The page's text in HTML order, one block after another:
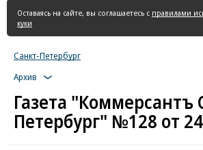
страница
Оставаясь на сайте, вы соглашаетесь с правилами
куки
Санкт-Петербург
Архив
Газета "Коммерсантъ
Петербург" №128 от